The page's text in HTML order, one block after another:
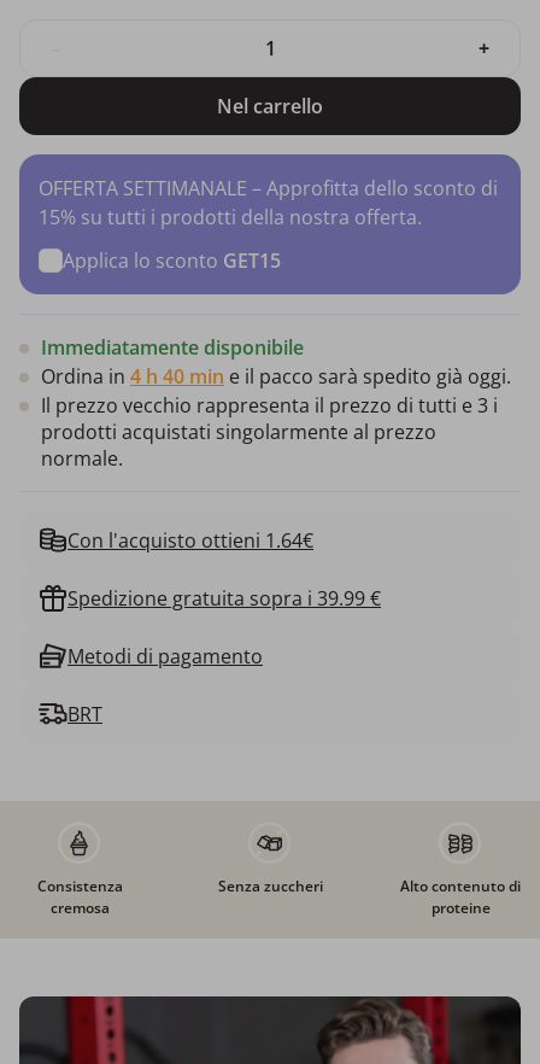
+
Nel carrello
OFFERTA SETTIMANALE – Approfitta dello sconto di
15% su tutti i prodotti della nostra offerta.
Applica lo sconto GET15
Immediatamente disponibile
Ordina in 4 h 40 min e il pacco sarà spedito già oggi.
Il prezzo vecchio rappresenta il prezzo di tutti e 3 i
prodotti acquistati singolarmente al prezzo
normale.
Con l'acquisto ottieni 1.64€
Spedizione gratuita sopra i 39.99 €
Metodi di pagamento
BRT
Consistenza
cremosa
Senza zuccheri
Alto contenuto di
proteine